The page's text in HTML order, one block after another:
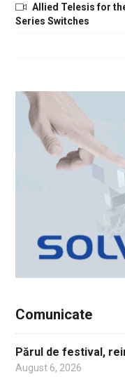
Allied Telesis for
Series Switches
Comunicate
Părul de festival,
August 6, 2026